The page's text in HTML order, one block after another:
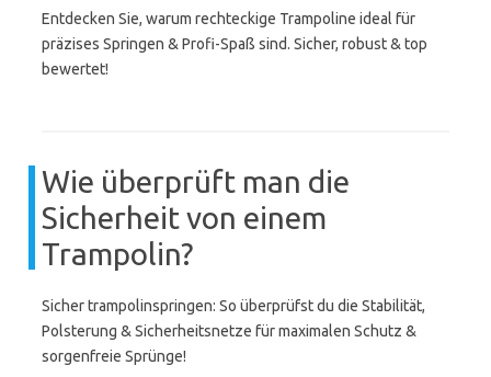
Entdecken Sie, warum rechteckige Trampoline ideal für
präzises Springen & Profi-Spaß sind. Sicher, robust & top
bewertet!
Wie überprüft man die
Sicherheit von einem
Trampolin?
Sicher trampolinspringen: So überprüfst du die Stabilität,
Polsterung & Sicherheitsnetze für maximalen Schutz &
sorgenfreie Sprünge!